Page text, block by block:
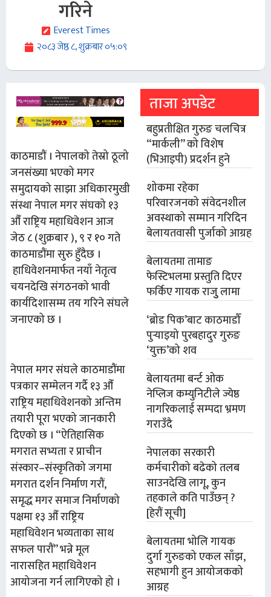
गरिने
Everest Times
२०८३ जेष्ठ ८, शुक्रबार ०५:०९
काठमाडौं । नेपालको तेस्रो ठूलो
जनसंख्या भएको मगर
समुदायको साझा अधिकारमुखी
संस्था नेपाल मगर संघको १३
औँ राष्ट्रिय महाधिवेशन आज
जेठ ८ (शुक्रबार ), ९ र १० गते
काठमाडौंमा सुरु हुँदैछ ।
हाधिवेशनमार्फत नयाँ नेतृत्व
चयनदेखि संगठनको भावी
कार्यदिशासम्म तय गरिने संघले
जनाएको छ ।
नेपाल मगर संघले काठमाडौंमा
पत्रकार सम्मेलन गर्दै १३ औँ
राष्ट्रिय महाधिवेशनको अन्तिम
तयारी पूरा भएको जानकारी
दिएको छ । “ऐतिहासिक
मगरात सभ्यता र प्राचीन
संस्कार–संस्कृतिको जगमा
मगरात दर्शन निर्माण गरौं,
समृद्ध मगर समाज निर्माणको
पक्षमा १३ औँ राष्ट्रिय
महाधिवेशन भव्यताका साथ
सफल पारौं” भन्ने मूल
नारासहित महाधिवेशन
आयोजना गर्न लागिएको हो ।
ताजा अपडेट
बहुप्रतीक्षित गुरुङ चलचित्र
“मार्कली” को विशेष
(भिआइपी) प्रदर्शन हुने
शोकमा रहेका
परिवारजनको संवेदनशील
अवस्थाको सम्मान गरिदिन
बेलायतवासी पुर्जाको आग्रह
बेलायतमा तामाङ
फेस्टिभलमा प्रस्तुति दिएर
फर्किए गायक राजुु लामा
‘ब्रोड पिक’बाट काठमाडौँ
पुर्‍याइयो पुरबहादुर गुरुङ
‘युक्त’को शव
बेलायतमा बर्न्ट ओक
नेप्लिज कम्युनिटीले ज्येष्ठ
नागरिकलाई सम्पदा भ्रमण
गराउँदै
नेपालका सरकारी
कर्मचारीको बढेको तलब
साउनदेखि लागू, कुन
तहकाले कति पाउँछन् ?
[हेरौं सूची]
बेलायतमा भोलि गायक
दुर्गा गुरुङको एकल साँझ,
सहभागी हुन आयोजकको
आग्रह